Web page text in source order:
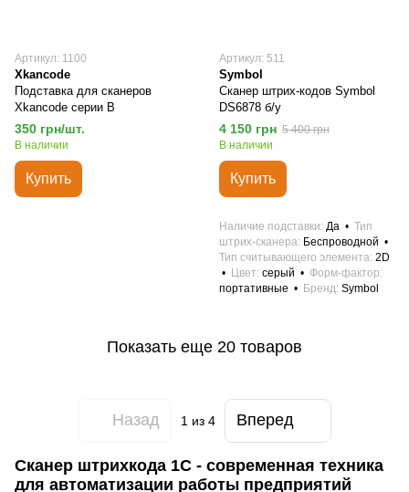
Сканер штрихкода 1С - современная техника
для автоматизации работы предприятий
Артикул: 1100
Xkancode
Подставка для сканеров
Xkancode серии B
350 грн/шт.
В наличии
Купить
Артикул: 511
Symbol
Сканер штрих-кодов Symbol
DS6878 б/у
4 150 грн 5 400 грн
В наличии
Купить
Наличие подставки Да
Тип
штрих-сканера Беспроводной
Тип считывающего элемента 2D
Цвет серый
Форм-фактор
портативные
Бренд Symbol
Показать еще 20 товаров
Назад 1 из 4 Вперед